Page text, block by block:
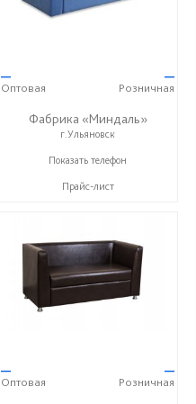
—
Оптовая
—
Розничная
Фабрика «Миндаль»
г.Ульяновск
+7 (927) 630-62-82
Показать телефон
Прайс-лист
—
Оптовая
—
Розничная